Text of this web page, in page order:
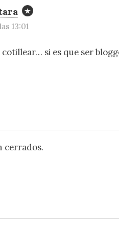
13:01
si es que ser
cerrados.